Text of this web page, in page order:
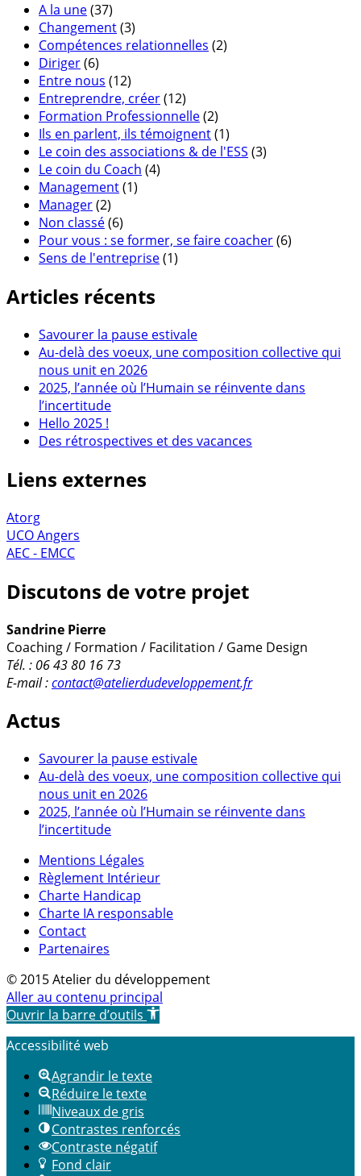
A la une(37)
Changement(3)
Compétences relationnelles (2)
Diriger(6)
Entre nous (12)
Entreprendre, créer(12)
Formation Professionnelle(2)
Ils en parlent, ils témoignent(1)
Le coin des associations & de l'ESS (3)
Le coin du Coach (4)
Management(1)
Manager(2)
Non classé(6)
Pour vous : se former, se faire coacher(6)
Sens de l'entreprise(1)
Articles récents
Savourer la pause estivale
Au-delà des voeux, une composition collective qui
nous unit en 2026
2025, l’année où l’Humain se réinvente dans
l’incertitude
Hello 2025 !
Des rétrospectives et des vacances
Liens externes
Atorg
UCO Angers
AEC - EMCC
Discutons de votre projet
Sandrine Pierre
Coaching / Formation / Facilitation / Game Design
Tél. : 06 43 80 16 73
E-mail :contact@atelierdudeveloppement.fr
Actus
Savourer la pause estivale
Au-delà des voeux, une composition collective qui
nous unit en 2026
2025, l’année où l’Humain se réinvente dans
l’incertitude
Mentions Légales
Règlement Intérieur
Charte Handicap
Charte IA responsable
Contact
Partenaires
© 2015 Atelier du développement
Aller au contenu principal
Ouvrir la barre d’outils
Accessibilité web
Agrandir le texte
Réduire le texte
Niveaux de gris
Contrastes renforcés
Contraste négatif
Fond clair